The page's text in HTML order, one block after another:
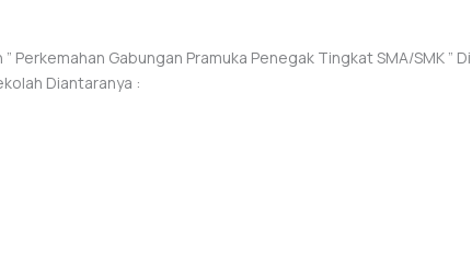
Gabungan Pramuka Penegak Tingkat SMA/SMK ” Di
Diantaranya :